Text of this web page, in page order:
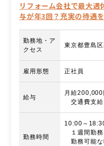
リフォーム会社で最大週
与が年3回？充実の待遇
勤務地・ア
クセス
東京都豊島
雇用形態 正社員
給与
月給
交通費支給
勤務時間
10:00～
１週間勤務
勤務可能